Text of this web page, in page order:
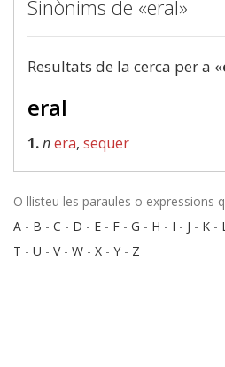
Sinònims de «eral»
Resultats de la cerca per a «
eral
1.nera, sequer
O llisteu les paraules o expressions
A - B - C - D - E - F - G - H - I - J - K -
T - U - V- W - X - Y - Z